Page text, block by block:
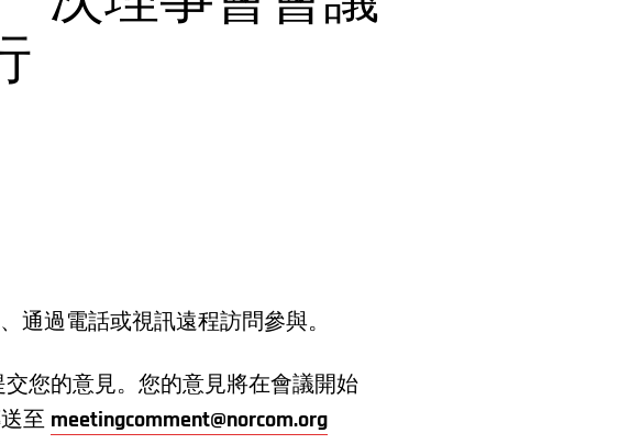
通過電話或視訊遠程訪問參與。
您的意見。您的意見將在會議開始
至 meetingcomment@norcom.org